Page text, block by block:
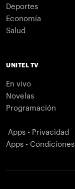
Deportes
Economía
Salud
UNITEL TV
En vivo
Novelas
Programación
Apps - Privacidad
Apps - Condiciones